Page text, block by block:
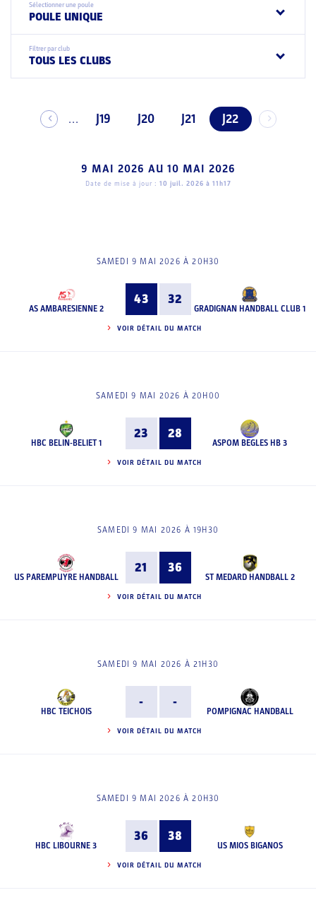
Sélectionner une poule
POULE UNIQUE
Filtrer par club
TOUS LES CLUBS
... J19 J20 J21 J22
9 MAI 2026 AU 10 MAI 2026
Date de mise à jour : 10 juil. 2026 à 11h17
SAMEDI 9 MAI 2026 À 20H30
AS AMBARESIENNE 2
43 32
GRADIGNAN HANDBALL CLUB 1
VOIR DÉTAIL DU MATCH
SAMEDI 9 MAI 2026 À 20H00
HBC BELIN-BELIET 1
23 28
ASPOM BEGLES HB 3
VOIR DÉTAIL DU MATCH
SAMEDI 9 MAI 2026 À 19H30
US PAREMPUYRE HANDBALL
21 36
ST MEDARD HANDBALL 2
VOIR DÉTAIL DU MATCH
SAMEDI 9 MAI 2026 À 21H30
HBC TEICHOIS
- -
POMPIGNAC HANDBALL
VOIR DÉTAIL DU MATCH
SAMEDI 9 MAI 2026 À 20H30
HBC LIBOURNE 3
36 38
US MIOS BIGANOS
VOIR DÉTAIL DU MATCH